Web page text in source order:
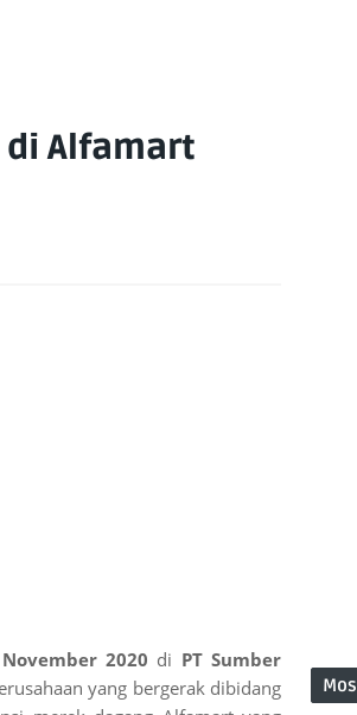
di Alfamart
2020 di PT Sumber
yang bergerak dibidang